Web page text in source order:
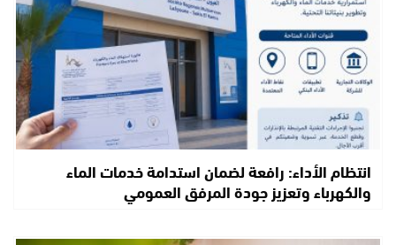
انتظام الأداء: رافعة لضمان استدامة خدمات الماء
والكهرباء وتعزيز جودة المرفق العمومي